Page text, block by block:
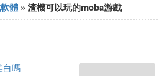
體 » 渣機可以玩的moba游戲
白嗎